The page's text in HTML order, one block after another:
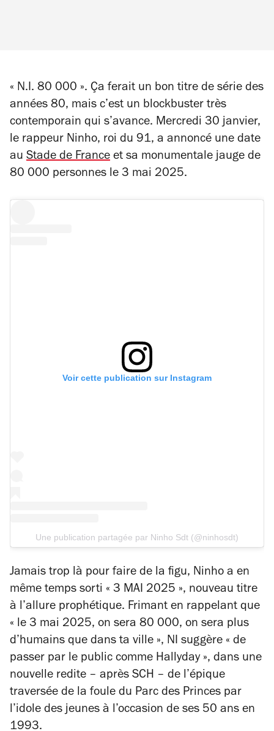
« N.I. 80 000 ». Ça ferait un bon titre de série des
années 80, mais c’est un blockbuster très
contemporain qui s’avance. Mercredi 30 janvier,
le rappeur Ninho, roi du 91, a annoncé une date
au Stade de France et sa monumentale jauge de
80 000 personnes le 3 mai 2025.
Voir cette publication sur Instagram
Une publication partagée par Ninho Sdt (@ninhosdt)
Jamais trop là pour faire de la figu, Ninho a en
même temps sorti « 3 MAI 2025 », nouveau titre
à l’allure prophétique. Frimant en rappelant que
« le 3 mai 2025, on sera 80 000, on sera plus
d’humains que dans ta ville », NI suggère « de
passer par le public comme Hallyday », dans une
nouvelle redite – après SCH – de l’épique
traversée de la foule du Parc des Princes par
l’idole des jeunes à l’occasion de ses 50 ans en
1993.